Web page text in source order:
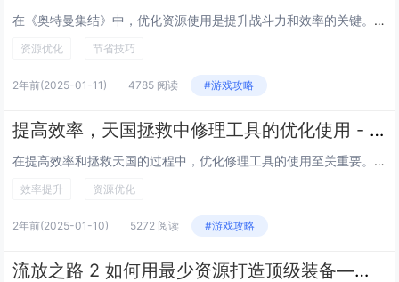
在《奥特曼集结》中，优化资源使用是提升战斗力和效率的关键。合理分配能量水晶至关重要，优先强化主力奥特曼，确保他们在战斗中的表现最大化。通过每日任务和活动获取的道具应有针对性地使用，避免浪费在低效或不必要的升级上。定期清理库存，将多余的材料用...
资源优化 节省技巧
2年前(2025-01-11) 4785 阅读 #游戏攻略
提高效率，天国拯救中修理工具的优化使用 - 合理分配修理资源，延长装备寿命
在提高效率和拯救天国的过程中，优化修理工具的使用至关重要。通过合理分配修理资源，可以确保每个环节都得到最有效的支持，避免资源浪费。具体措施包括定期检查和维护装备，及时发现并解决问题，从而延长其使用寿命。根据实际需求调配工具和人力，确保关键任...
效率提升 资源优化
2年前(2025-01-10) 5272 阅读 #游戏攻略
流放之路 2 如何用最少资源打造顶级装备——省钱技巧分享